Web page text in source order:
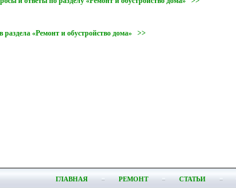
раздела «Ремонт и обустройство дома» >>
ГЛАВНАЯ РЕМОНТ СТАТЬИ